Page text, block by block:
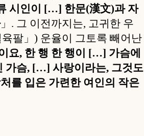
시인이 […] 한문(漢文)과 자
」. 그 이전까지는, 고귀한 우
팔」) 운율이 그토록 빼어난
요, 한 행 한 행이 […] 가슴에
가슴, […] 사랑이라는, 그것도
를 입은 가련한 여인의 작은